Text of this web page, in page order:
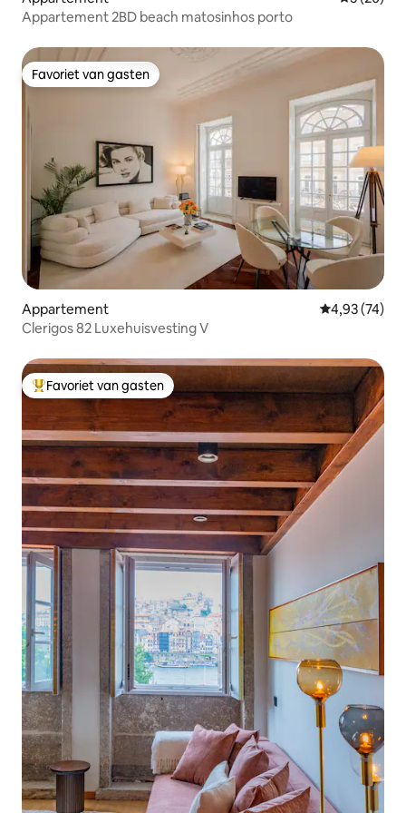
Appartement 2BD beach matosinhos porto
Favoriet van gasten
Favoriet van gasten
Appartement Gemiddelde
4,93 (74)
Clerigos 82 Luxehuisvesting V
Topfavoriet van gasten
Favoriet van gasten